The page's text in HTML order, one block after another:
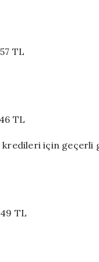
TL
TL
kredileri için geçerli
TL